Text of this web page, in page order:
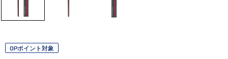
OPポイント対象